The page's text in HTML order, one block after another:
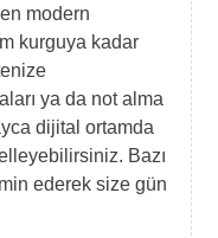
modern
kurguya kadar
ya da not alma
dijital ortamda
Bazı
ederek size gün